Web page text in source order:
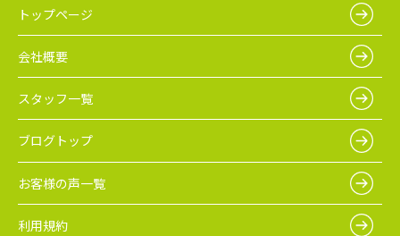
トップページ
会社概要
スタッフ一覧
ブログトップ
お客様の声一覧
利用規約